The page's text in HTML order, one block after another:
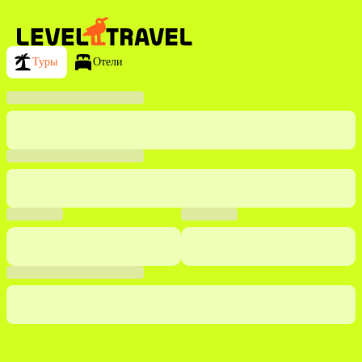
Туры Отели